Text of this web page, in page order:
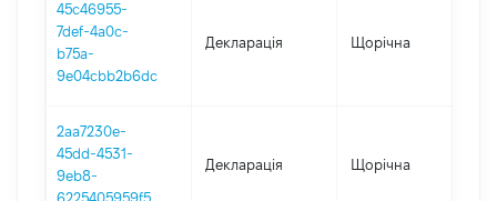
45c46955-
7def-4a0c-
b75a-
9e04cbb2b6dc
Декларація Щорічна
2aa7230e-
45dd-4531-
9eb8-
6225405959f5
Декларація Щорічна